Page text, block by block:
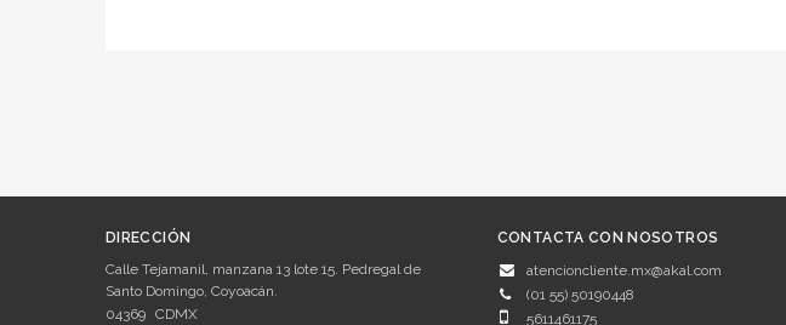
DIRECCIÓN
Calle Tejamanil, manzana 13 lote 15. Pedregal de
Santo Domingo, Coyoacán.
04369 CDMX
CONTACTA CON NOSOTROS
atencioncliente.mx@akal.com
(01 55) 50190448
5611461175